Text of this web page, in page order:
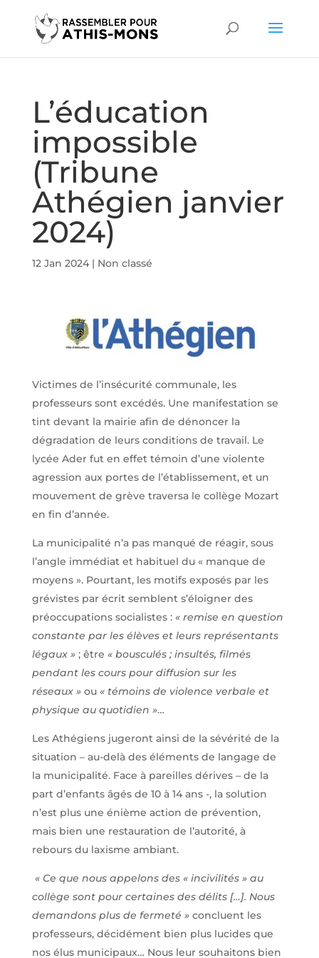
L’éducation
impossible
(Tribune
Athégien janvier
2024)
12 Jan 2024| Non classé
Victimes de l’insécurité communale, les
professeurs sont excédés. Une manifestation se
tint devant la mairie afin de dénoncer la
dégradation de leurs conditions de travail. Le
lycée Ader fut en effet témoin d’une violente
agression aux portes de l’établissement, et un
mouvement de grève traversa le collège Mozart
en fin d’année.
La municipalité n’a pas manqué de réagir, sous
l’angle immédiat et habituel du « manque de
moyens ». Pourtant, les motifs exposés par les
grévistes par écrit semblent s’éloigner des
préoccupations socialistes : « remise en question
constante par les élèves et leurs représentants
légaux »; être « bousculés ; insultés, filmés
pendant les cours pour diffusion sur les
réseaux »ou « témoins de violence verbale et
physique au quotidien »…
Les Athégiens jugeront ainsi de la sévérité de la
situation – au-delà des éléments de langage de
la municipalité. Face à pareilles dérives – de la
part d’enfants âgés de 10 à 14 ans -, la solution
n’est plus une énième action de prévention,
mais bien une restauration de l’autorité, à
rebours du laxisme ambiant.
« Ce que nous appelons des « incivilités » au
collège sont pour certaines des délits […]. Nous
demandons plus de fermeté »concluent les
professeurs, décidément bien plus lucides que
nos élus municipaux… Nous leur souhaitons bien